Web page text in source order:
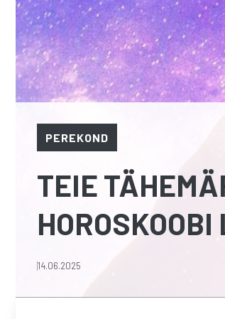
PEREKOND
TEIE
14.06.2025